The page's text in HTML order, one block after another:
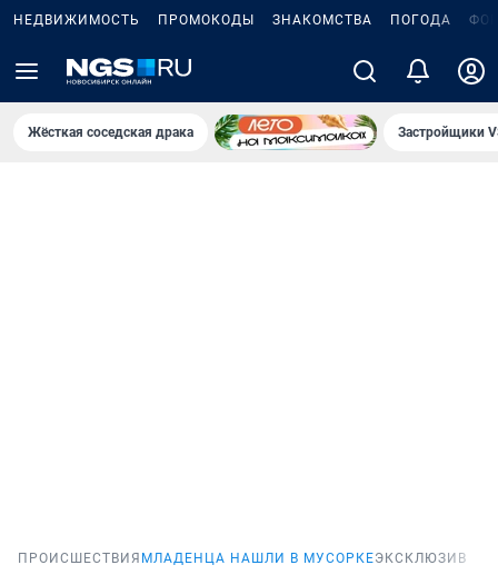
НЕДВИЖИМОСТЬ ПРОМОКОДЫ ЗНАКОМСТВА ПОГОДА
Жёсткая соседская драка Застройщики
ПРОИСШЕСТВИЯ МЛАДЕНЦА НАШЛИ В МУСОРКЕЭКСКЛЮЗИВ